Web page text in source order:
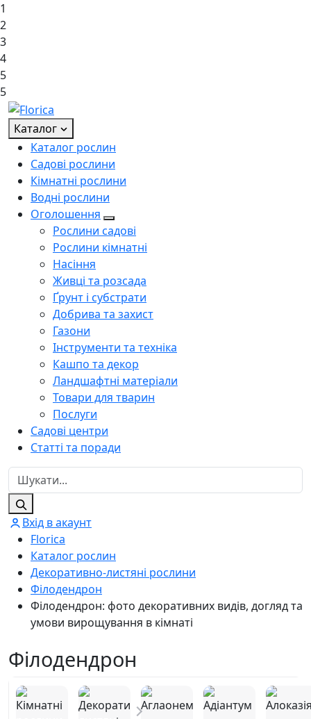
1
2
3
4
5
5
Каталог
Каталог рослин
Садові рослини
Кімнатні рослини
Водні рослини
Оголошення
Рослини садові
Рослини кімнатні
Насіння
Живці та розсада
Ґрунт і субстрати
Добрива та захист
Газони
Інструменти та техніка
Кашпо та декор
Ландшафтні матеріали
Товари для тварин
Послуги
Садові центри
Статті та поради
Вхід в акаунт
Florica
Каталог рослин
Декоративно-листяні рослини
Філодендрон
Філодендрон: фото декоративних видів, догляд та
умови вирощування в кімнаті
Філодендрон